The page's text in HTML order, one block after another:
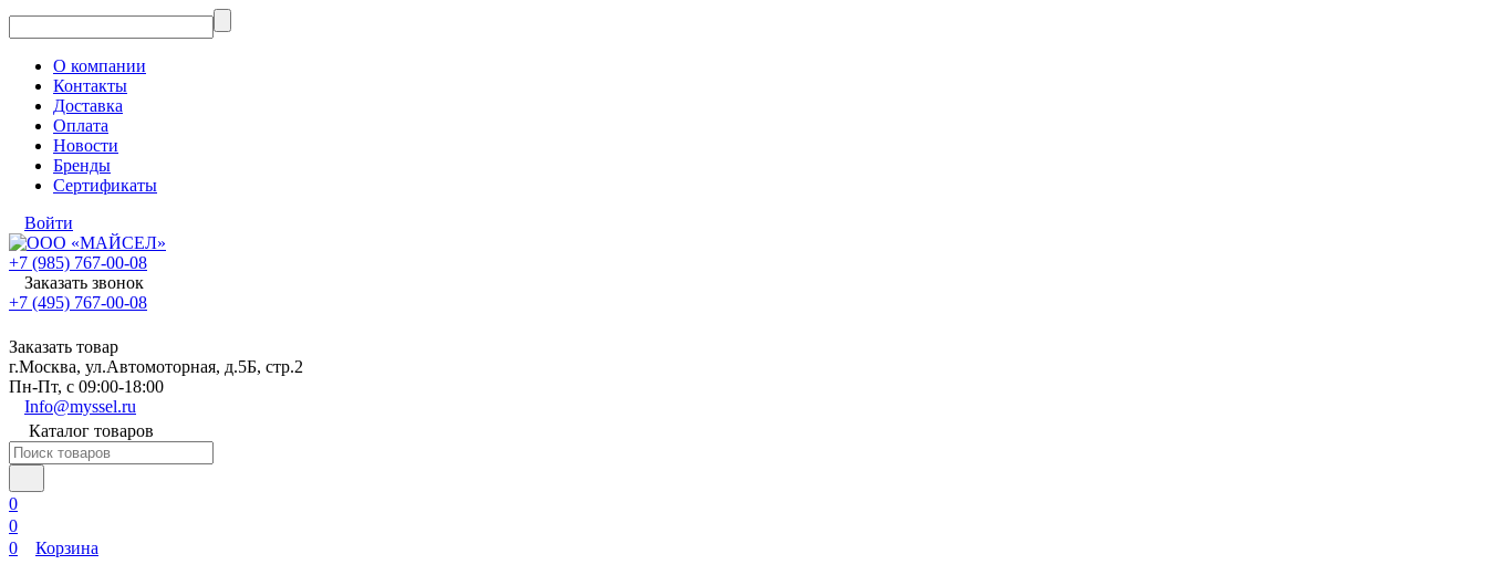
О компании
Контакты
Доставка
Оплата
Новости
Бренды
Сертификаты
Войти
+7 (985) 767-00-08
Заказать звонок
+7 (495) 767-00-08
Заказать товар
г.Москва, ул.Автомоторная, д.5Б, стр.2
Пн-Пт, с 09:00-18:00
Info@myssel.ru
Каталог товаров
0
0
0
Корзина